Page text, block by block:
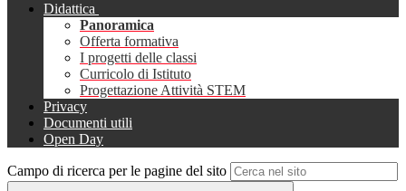
Didattica
Panoramica
Offerta formativa
I progetti delle classi
Curricolo di Istituto
Progettazione Attività STEM
Privacy
Documenti utili
Open Day
Campo di ricerca per le pagine del sito